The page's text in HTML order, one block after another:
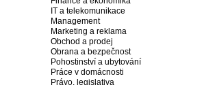
IT a telekomunikace
Management
Marketing a reklama
Obchod a prodej
Obrana a bezpečnost
Pohostinství a ubytování
Práce v domácnosti
Právo, legislativa